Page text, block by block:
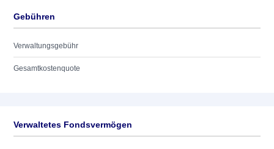
Gebühren
Verwaltungsgebühr
Gesamtkostenquote
Verwaltetes Fondsvermögen